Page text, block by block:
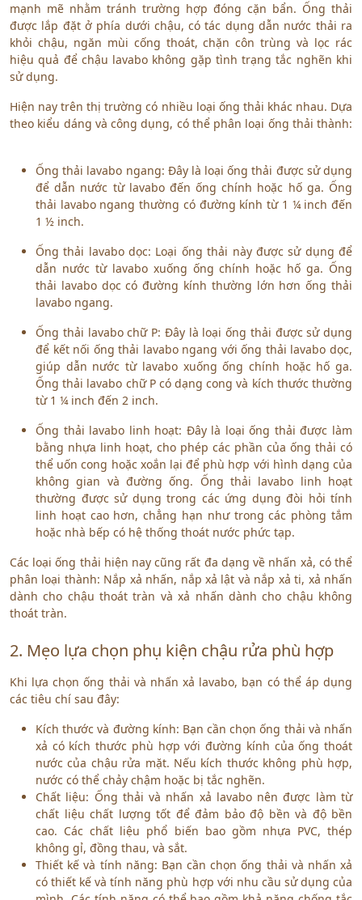
mạnh mẽ nhằm tránh trường hợp đóng cặn bẩn. Ống thải
được lắp đặt ở phía dưới chậu, có tác dụng dẫn nước thải ra
khỏi chậu, ngăn mùi cống thoát, chặn côn trùng và lọc rác
hiệu quả để chậu lavabo không gặp tình trạng tắc nghẽn khi
sử dụng.
Hiện nay trên thị trường có nhiều loại ống thải khác nhau. Dựa
theo kiểu dáng và công dụng, có thể phân loại ống thải thành:
Ống thải lavabo ngang: Đây là loại ống thải được sử dụng
để dẫn nước từ lavabo đến ống chính hoặc hố ga. Ống
thải lavabo ngang thường có đường kính từ 1 ¼ inch đến
1 ½ inch.
Ống thải lavabo dọc: Loại ống thải này được sử dụng để
dẫn nước từ lavabo xuống ống chính hoặc hố ga. Ống
thải lavabo dọc có đường kính thường lớn hơn ống thải
lavabo ngang.
Ống thải lavabo chữ P: Đây là loại ống thải được sử dụng
để kết nối ống thải lavabo ngang với ống thải lavabo dọc,
giúp dẫn nước từ lavabo xuống ống chính hoặc hố ga.
Ống thải lavabo chữ P có dạng cong và kích thước thường
từ 1 ¼ inch đến 2 inch.
Ống thải lavabo linh hoạt: Đây là loại ống thải được làm
bằng nhựa linh hoạt, cho phép các phần của ống thải có
thể uốn cong hoặc xoắn lại để phù hợp với hình dạng của
không gian và đường ống. Ống thải lavabo linh hoạt
thường được sử dụng trong các ứng dụng đòi hỏi tính
linh hoạt cao hơn, chẳng hạn như trong các phòng tắm
hoặc nhà bếp có hệ thống thoát nước phức tạp.
Các loại ống thải hiện nay cũng rất đa dạng về nhấn xả, có thể
phân loại thành: Nắp xả nhấn, nắp xả lật và nắp xả ti, xả nhấn
dành cho chậu thoát tràn và xả nhấn dành cho chậu không
thoát tràn.
2. Mẹo lựa chọn phụ kiện chậu rửa phù hợp
Khi lựa chọn ống thải và nhấn xả lavabo, bạn có thể áp dụng
các tiêu chí sau đây:
Kích thước và đường kính: Bạn cần chọn ống thải và nhấn
xả có kích thước phù hợp với đường kính của ống thoát
nước của chậu rửa mặt. Nếu kích thước không phù hợp,
nước có thể chảy chậm hoặc bị tắc nghẽn.
Chất liệu: Ống thải và nhấn xả lavabo nên được làm từ
chất liệu chất lượng tốt để đảm bảo độ bền và độ bền
cao. Các chất liệu phổ biến bao gồm nhựa PVC, thép
không gỉ, đồng thau, và sắt.
Thiết kế và tính năng: Bạn cần chọn ống thải và nhấn xả
có thiết kế và tính năng phù hợp với nhu cầu sử dụng của